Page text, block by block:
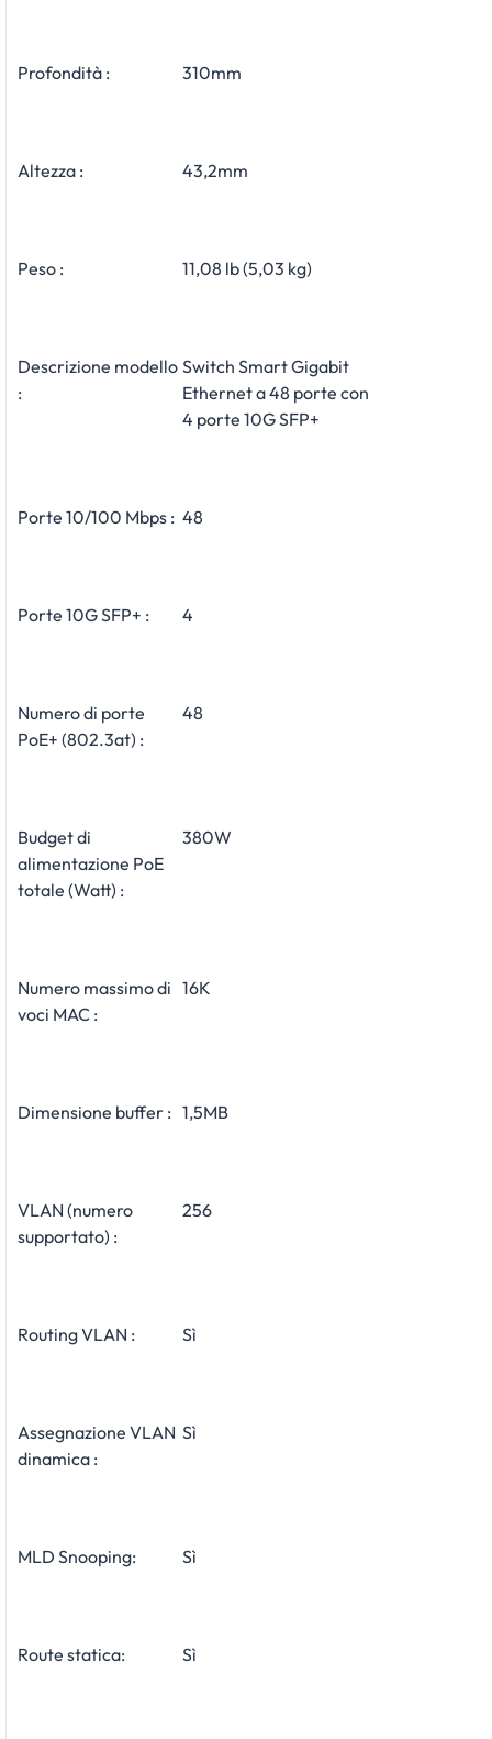
Profondità : 310mm
Altezza : 43,2mm
Peso : 11,08 lb (5,03 kg)
Descrizione modello
:
Switch Smart Gigabit
Ethernet a 48 porte con
4 porte 10G SFP+
Porte 10/100 Mbps : 48
Porte 10G SFP+ : 4
Numero di porte
PoE+ (802.3at) :
48
Budget di
alimentazione PoE
totale (Watt) :
380W
Numero massimo di
voci MAC :
16K
Dimensione buffer : 1,5MB
VLAN (numero
supportato) :
256
Routing VLAN : Sì
Assegnazione VLAN
dinamica :
Sì
MLD Snooping: Sì
Route statica: Sì